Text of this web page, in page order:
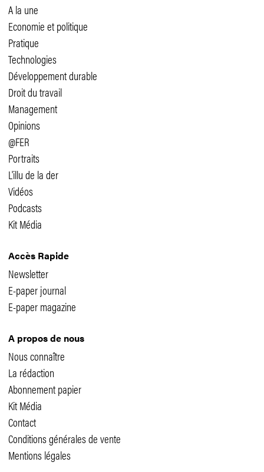
A la une
Economie et politique
Pratique
Technologies
Développement durable
Droit du travail
Management
Opinions
@FER
Portraits
L'illu de la der
Vidéos
Podcasts
Kit Média
Accès Rapide
Newsletter
E-paper journal
E-paper magazine
A propos de nous
Nous connaître
La rédaction
Abonnement papier
Kit Média
Contact
Conditions générales de vente
Mentions légales